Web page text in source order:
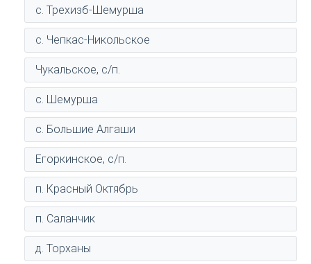
с. Трехизб-Шемурша
с. Чепкас-Никольское
Чукальское, с/п.
с. Шемурша
с. Большие Алгаши
Егоркинское, с/п.
п. Красный Октябрь
п. Саланчик
д. Торханы